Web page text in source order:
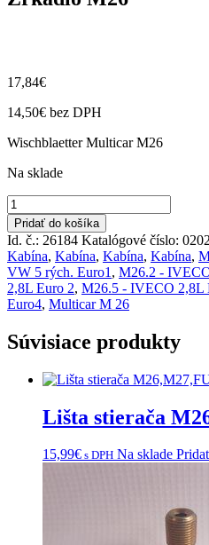
17,84€
14,50€ bez DPH
Wischblaetter Multicar M26
Na sklade
množstvo
Zrkadlo
M26
Pridať do košíka
Id. č.: 26184 Katalógové číslo:
Kabína, Kabína, Kabína, Kabína,
VW 5 rých. Euro1 , M26.2 -
2,8L Euro 2, M26.5 - IVECO 2,8L
Euro4, Multicar M 26
Súvisiace produkty
Lišta stierača
15,99€ s DPH Na sklade